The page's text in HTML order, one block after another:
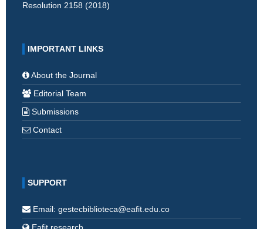
Resolution 2158 (2018)
IMPORTANT LINKS
About the Journal
Editorial Team
Submissions
Contact
SUPPORT
Email: gestecbiblioteca@eafit.edu.co